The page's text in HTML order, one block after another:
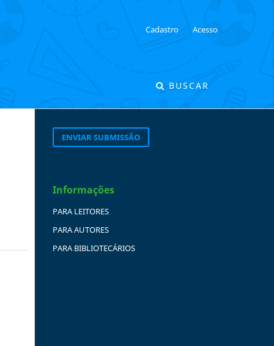
BUSCAR
Cadastro Acesso
ENVIAR SUBMISSÃO
Informações
PARA LEITORES
PARA AUTORES
PARA BIBLIOTECÁRIOS